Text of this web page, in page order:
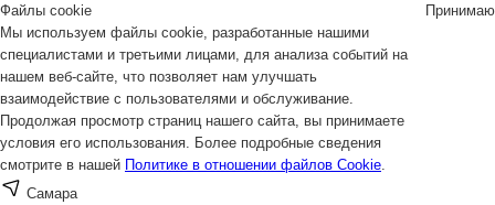
Файлы cookie
Мы используем файлы cookie, разработанные нашими
специалистами и третьими лицами, для анализа событий на
нашем веб-сайте, что позволяет нам улучшать
взаимодействие с пользователями и обслуживание.
Продолжая просмотр страниц нашего сайта, вы принимаете
условия его использования. Более подробные сведения
смотрите в нашей Политике в отношении файлов Cookie.
Принимаю
Самара